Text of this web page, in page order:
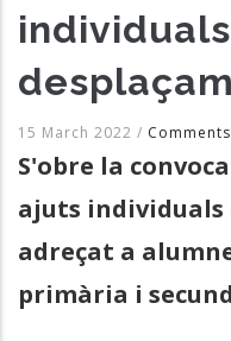
15 March 2022 / Comments
S'obre la
ajuts individuals
adreçat a
primària i